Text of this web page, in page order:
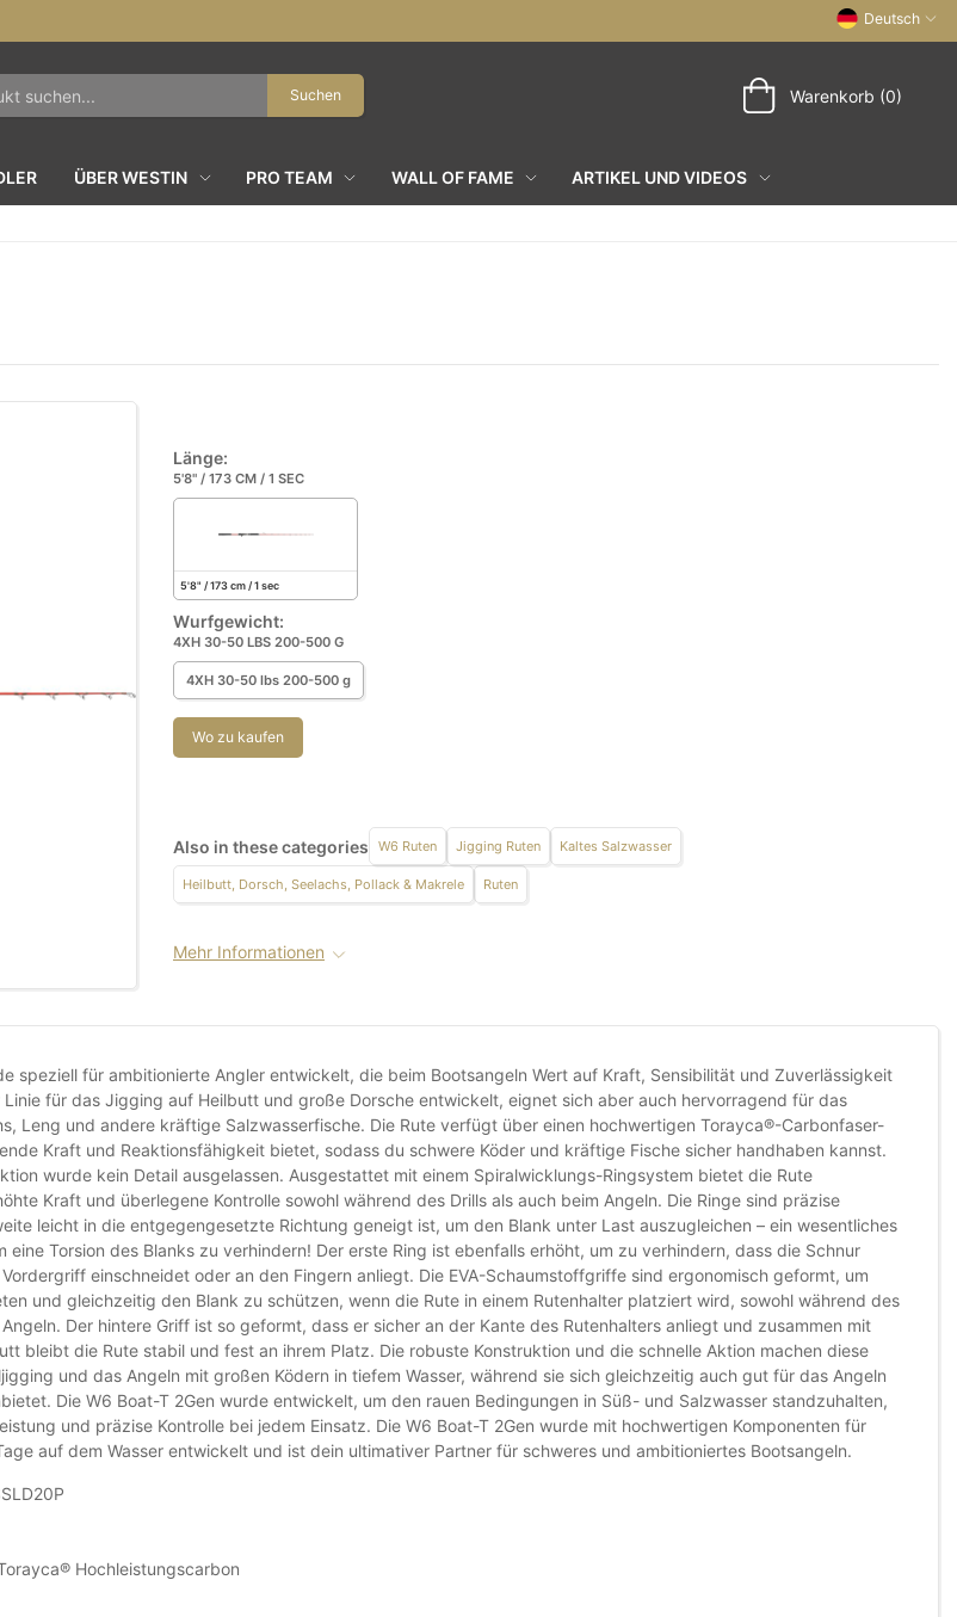
Deutsch
Suchen Warenkorb (0)
ÜBER WESTIN PRO TEAM WALL OF FAME ARTIKEL UND VIDEOS
Länge:
5'8" / 173 CM / 1 SEC
5'8" / 173 cm / 1 sec
Wurfgewicht:
4XH 30-50 LBS 200-500 G
4XH 30-50 lbs 200-500 g
Wo zu kaufen
Also in these categories W6 Ruten Jigging Ruten Kaltes Salzwasser
Heilbutt, Dorsch, Seelachs, Pollack & Makrele Ruten
Mehr Informationen
speziell für ambitionierte Angler entwickelt, die beim Bootsangeln Wert auf Kraft, Sensibilität und Zuverlässigkeit
Linie für das Jigging auf Heilbutt und große Dorsche entwickelt, eignet sich aber auch hervorragend für das
Leng und andere kräftige Salzwasserfische. Die Rute verfügt über einen hochwertigen Torayca®-Carbonfaser-
Kraft und Reaktionsfähigkeit bietet, sodass du schwere Köder und kräftige Fische sicher handhaben kannst.
wurde kein Detail ausgelassen. Ausgestattet mit einem Spiralwicklungs-Ringsystem bietet die Rute
Kraft und überlegene Kontrolle sowohl während des Drills als auch beim Angeln. Die Ringe sind präzise
leicht in die entgegengesetzte Richtung geneigt ist, um den Blank unter Last auszugleichen – ein wesentliches
eine Torsion des Blanks zu verhindern! Der erste Ring ist ebenfalls erhöht, um zu verhindern, dass die Schnur
einschneidet oder an den Fingern anliegt. Die EVA-Schaumstoffgriffe sind ergonomisch geformt, um
und gleichzeitig den Blank zu schützen, wenn die Rute in einem Rutenhalter platziert wird, sowohl während des
Der hintere Griff ist so geformt, dass er sicher an der Kante des Rutenhalters anliegt und zusammen mit
bleibt die Rute stabil und fest an ihrem Platz. Die robuste Konstruktion und die schnelle Aktion machen diese
und das Angeln mit großen Ködern in tiefem Wasser, während sie sich gleichzeitig auch gut für das Angeln
Die W6 Boat-T 2Gen wurde entwickelt, um den rauen Bedingungen in Süß- und Salzwasser standzuhalten,
und präzise Kontrolle bei jedem Einsatz. Die W6 Boat-T 2Gen wurde mit hochwertigen Komponenten für
auf dem Wasser entwickelt und ist dein ultimativer Partner für schweres und ambitioniertes Bootsangeln.
Hochleistungscarbon